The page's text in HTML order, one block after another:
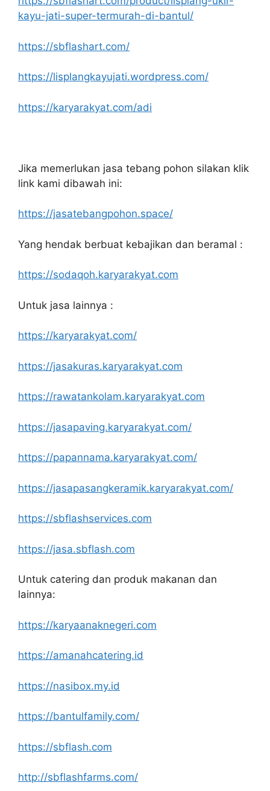
kayu-jati-super-termurah-di-bantul/
https://sbflashart.com/
https://lisplangkayujati.wordpress.com/
https://karyarakyat.com/adi
Jika memerlukan jasa tebang pohon silakan klik
link kami dibawah ini:
https://jasatebangpohon.space/
Yang hendak berbuat kebajikan dan beramal :
https://sodaqoh.karyarakyat.com
Untuk jasa lainnya :
https://karyarakyat.com/
https://jasakuras.karyarakyat.com
https://rawatankolam.karyarakyat.com
https://jasapaving.karyarakyat.com/
https://papannama.karyarakyat.com/
https://jasapasangkeramik.karyarakyat.com/
https://sbflashservices.com
https://jasa.sbflash.com
Untuk catering dan produk makanan dan
lainnya:
https://karyaanaknegeri.com
https://amanahcatering.id
https://nasibox.my.id
https://bantulfamily.com/
https://sbflash.com
http://sbflashfarms.com/